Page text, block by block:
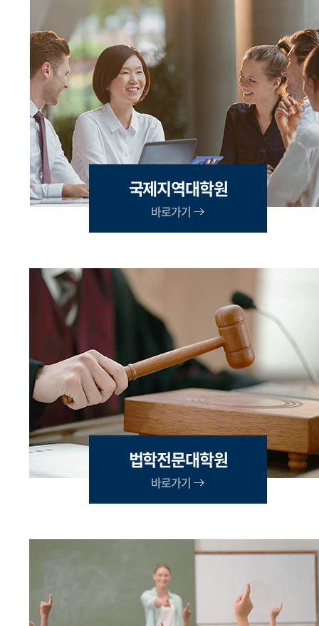
국제지역대학원
바로가기
법학전문대학원
바로가기